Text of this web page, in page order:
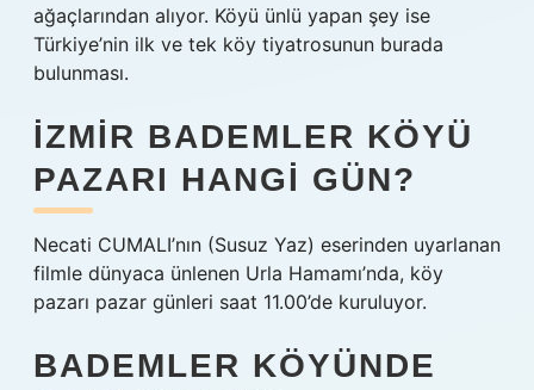
ağaçlarından alıyor. Köyü ünlü yapan şey ise
Türkiye’nin ilk ve tek köy tiyatrosunun burada
bulunması.
İZMIR BADEMLER KÖYÜ
PAZARI HANGI GÜN?
Necati CUMALI’nın (Susuz Yaz) eserinden uyarlanan
filmle dünyaca ünlenen Urla Hamamı’nda, köy
pazarı pazar günleri saat 11.00’de kuruluyor.
BADEMLER KÖYÜNDE